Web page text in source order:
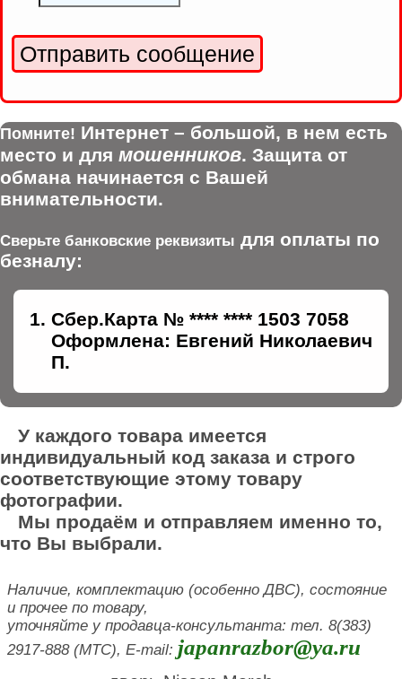
Помните! Интернет – большой, в нем есть
место и для мошенников. Защита от
обмана начинается с Вашей
внимательности.
Сверьте банковские реквизиты для оплаты по
безналу:
Сбер.Карта № **** **** 1503 7058
Оформлена: Евгений Николаевич
П.
У каждого товара имеется
индивидуальный код заказа и строго
соответствующие этому товару
фотографии.
Мы продаём и отправляем именно то,
что Вы выбрали.
Наличие, комплектацию (особенно ДВС), состояние
и прочее по товару,
уточняйте у продавца-консультанта: тел. 8(383)
2917-888 (МТС), E-mail: japanrazbor@ya.ru